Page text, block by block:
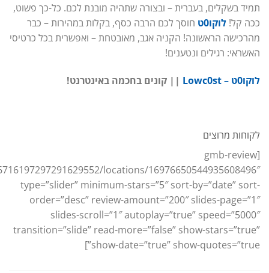
תמיד בשקלים, בעברית – ובצורה שתהיה מובנת לכם. כל-כך פשוט,
ככה קל! לוקו0ט
חוסך לכם הרבה כסף, בקלות במהירות – כבר
מהרכישה הראשונה! הקניה אגב, מאובטחת – ואפשרית בכל כרטיסי
האשראי: רגילים ונטענים!
לוקו0ט – Lowc0st || קונים בחכמה באינטרנט!
לקוחות מרוצים
[gmb-review
locations/16976650544935608496″
type=”slider” minimum-stars=”5″ sort-by=”date” sort-
order=”desc” review-amount=”200″ slides-page=”1″
slides-scroll=”1″ autoplay=”true” speed=”5000″
transition=”slide” read-more=”false” show-stars=”true”
show-date=”true” show-quotes=”true”]